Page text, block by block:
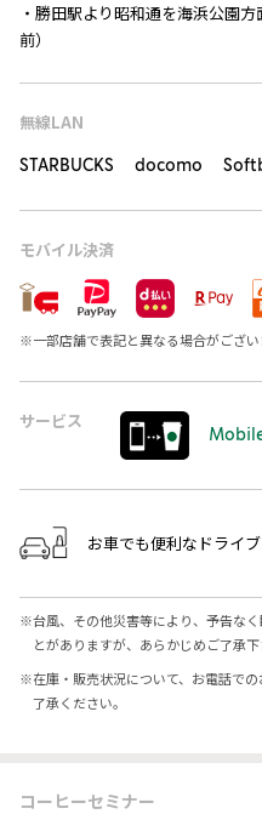
・勝田駅より昭和通を海浜公園
前）
無線LAN
STARBUCKS docomo
モバイル決済
※一部店舗で表記と異なる場合がござ
サービス
お車でも便利なドライブ
※台風、その他災害等により、予告な
とがありますが、あらかじめご了承下
※在庫・販売状況について、お電話で
了承ください。
コーヒーセミナー